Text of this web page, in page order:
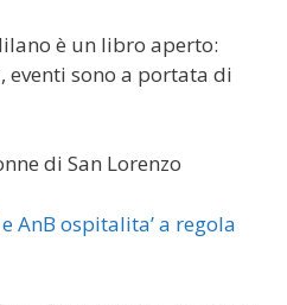
è un libro aperto:
eventi sono a portata di
di San Lorenzo